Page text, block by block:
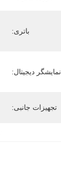
باتری:
نمایشگر دیجیتال:
تجهیزات جانبی: